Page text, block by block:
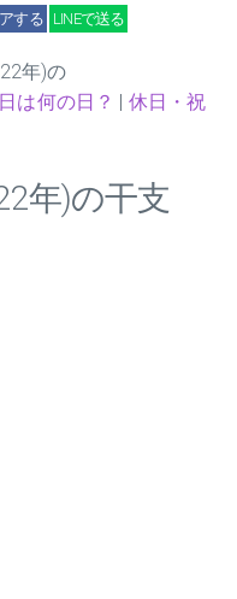
する LINEで送る
年)の
は何の日？ | 休日・祝
年)の干支